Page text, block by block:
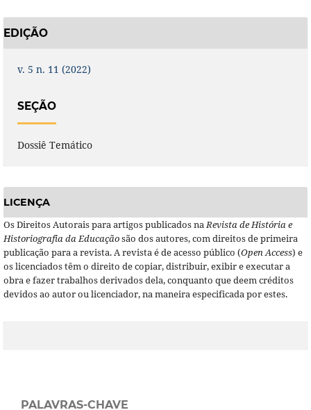
EDIÇÃO
v. 5 n. 11 (2022)
SEÇÃO
Dossiê Temático
LICENÇA
Os Direitos Autorais para artigos publicados naRevista de História e
Historiografia da Educaçãosão dos autores, com direitos de primeira
publicação para a revista. A revista é de acesso público (Open Access) e
os licenciados têm o direito de copiar, distribuir, exibir e executar a
obra e fazer trabalhos derivados dela, conquanto que deem créditos
devidos ao autor ou licenciador, na maneira especificada por estes.
PALAVRAS-CHAVE